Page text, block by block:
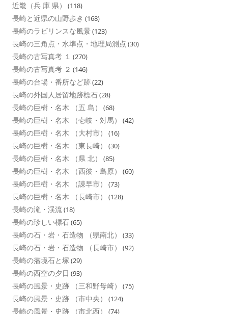
近畿（兵 庫 県） (118)
長崎と近県の山野歩き (168)
長崎のラビリンスな風景 (123)
長崎の三角点・水準点・地理局測点 (30)
長崎の古写真考 １ (270)
長崎の古写真考 ２ (146)
長崎の台場・番所など跡(22)
長崎の外国人居留地跡標石(28)
長崎の巨樹・名木 （五 島） (68)
長崎の巨樹・名木 （壱岐・対馬） (42)
長崎の巨樹・名木 （大村市） (16)
長崎の巨樹・名木 （東長崎） (30)
長崎の巨樹・名木 （県 北） (85)
長崎の巨樹・名木 （西彼・島原） (60)
長崎の巨樹・名木 （諌早市） (73)
長崎の巨樹・名木 （長崎市） (128)
長崎の滝・渓流(18)
長崎の珍しい標石(65)
長崎の石・岩・石造物 （県南北） (33)
長崎の石・岩・石造物 （長崎市） (92)
長崎の藩境石と塚 (29)
長崎の西空の夕日 (93)
長崎の風景・史跡 （三和野母崎） (75)
長崎の風景・史跡 （市中央） (124)
長崎の風景・史跡 （市北西） (74)